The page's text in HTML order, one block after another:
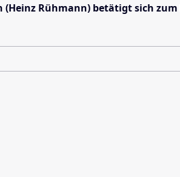
(Heinz Rühmann) betätigt sich